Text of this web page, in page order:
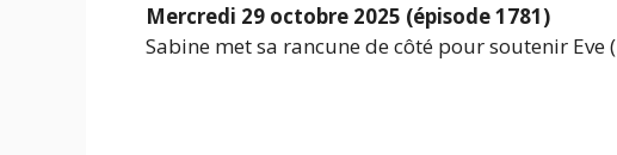
Mercredi 29 octobre 2025 (épisode 1781)
Sabine met sa rancune de côté pour soutenir Eve (